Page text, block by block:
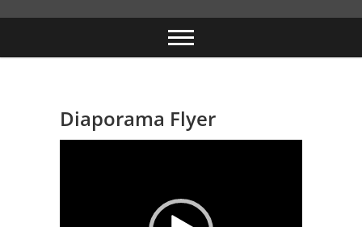
Diaporama Flyer